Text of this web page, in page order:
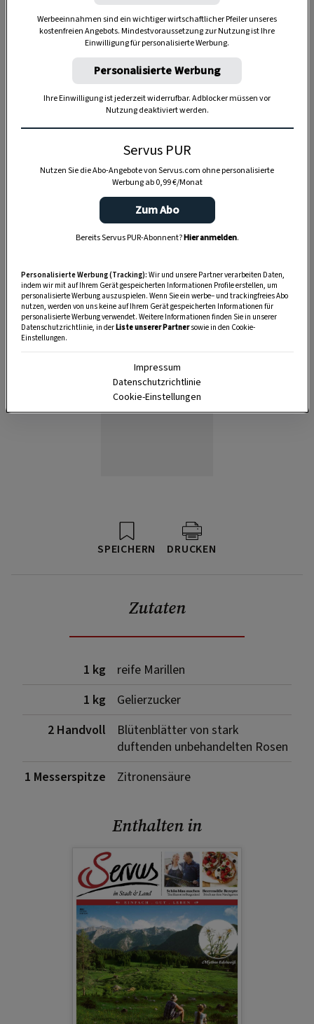
SPEICHERN DRUCKEN
Zutaten
1 kg
reife Marillen
1 kg
Gelierzucker
2 Handvoll
Blütenblätter von stark
duftenden unbehandelten Rosen
1 Messerspitze
Zitronensäure
Enthalten in
Werbeeinnahmen sind ein wichtiger wirtschaftlicher Pfeiler unseres
kostenfreien Angebots. Mindestvoraussetzung zur Nutzung ist Ihre
Einwilligung für personalisierte Werbung.
Personalisierte Werbung
Ihre Einwilligung ist jederzeit widerrufbar. Adblocker müssen vor
Nutzung deaktiviert werden.
Servus PUR
Nutzen Sie die Abo-Angebote von Servus.com ohne personalisierte
Werbung ab 0,99 €/Monat
Zum Abo
Bereits Servus PUR-Abonnent?Hier anmelden.
Personalisierte Werbung (Tracking): Wir und unsere Partner verarbeiten Daten,
indem wir mit auf Ihrem Gerät gespeicherten Informationen Profile erstellen, um
personalisierte Werbung auszuspielen. Wenn Sie ein werbe– und trackingfreies Abo
nutzen, werden von uns keine auf Ihrem Gerät gespeicherten Informationen für
personalisierte Werbung verwendet. Weitere Informationen finden Sie in unserer
Datenschutzrichtlinie, in derListe unserer Partnersowie in den Cookie-
Einstellungen.
Impressum
Datenschutzrichtlinie
Cookie-Einstellungen